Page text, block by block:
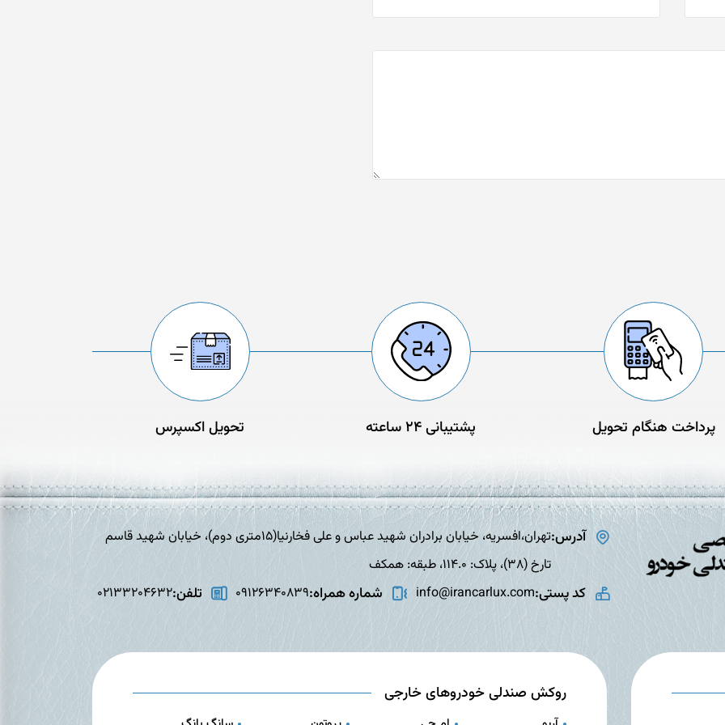
پرداخت هنگام تحویل پشتیبانی 24 ساعته تحویل اکسپرس
آدرس:
تهران،افسریه، خیابان برادران شهید عباس و علی فخارنیا(15متری دوم)، خیابان شهید قاسم
تارخ (38)، پلاک: 114.0، طبقه: همکف
کد پستی:info@irancarlux.com شماره همراه:09126340839 تلفن:02133204632
روکش صندلی خودروهای خارجی